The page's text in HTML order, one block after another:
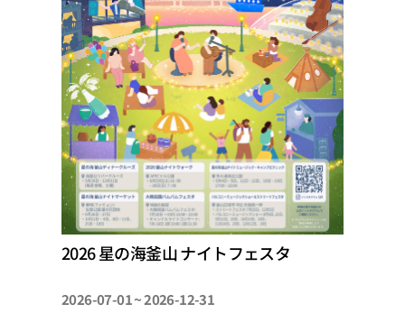
2026 星の海釜山 ナイトフェスタ
2026-07-01 ~ 2026-12-31